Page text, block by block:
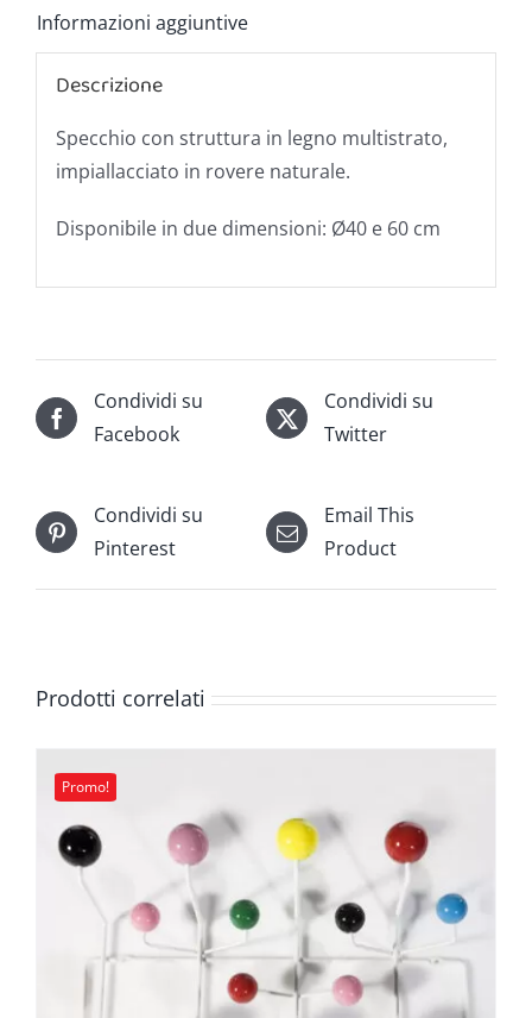
Informazioni aggiuntive
Descrizione
Specchio con struttura in legno multistrato,
impiallacciato in rovere naturale.
Disponibile in due dimensioni: Ø40 e 60 cm
Condividi su
Facebook
Condividi su
Twitter
Condividi su
Pinterest
Email This
Product
Prodotti correlati
Promo!